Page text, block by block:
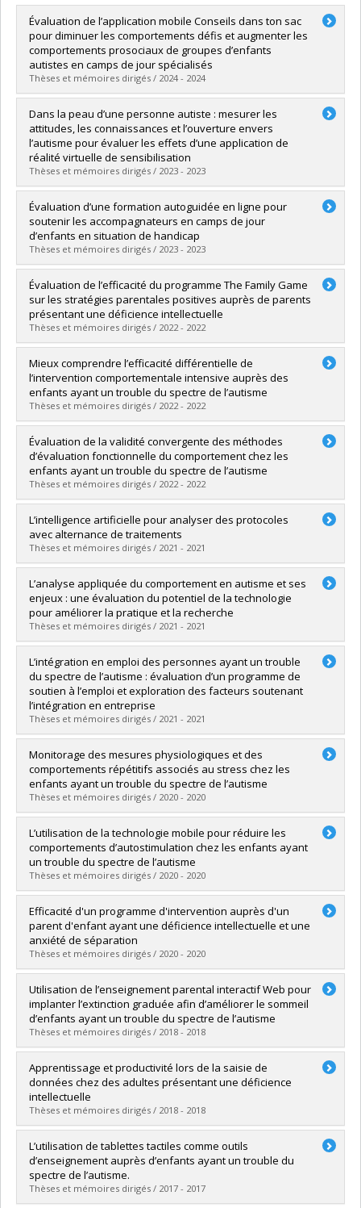
Évaluation de l’application mobile Conseils dans ton sac
pour diminuer les comportements défis et augmenter les
comportements prosociaux de groupes d’enfants
autistes en camps de jour spécialisés
Thèses et mémoires dirigés / 2024 - 2024
Diplômé(e) : Hogan, Noémie
Cycle :Maîtrise
Diplôme obtenu :M. Sc.
Lien vers le document dans Papyrus
Dans la peau d’une personne autiste : mesurer les
attitudes, les connaissances et l’ouverture envers
l’autisme pour évaluer les effets d’une application de
réalité virtuelle de sensibilisation
Thèses et mémoires dirigés / 2023 - 2023
Diplômé(e) :Koniou, Ioulia
Cycle :Doctorat
Diplôme obtenu :Ph. D.
Lien vers le document dans Papyrus
Évaluation d’une formation autoguidée en ligne pour
soutenir les accompagnateurs en camps de jour
d’enfants en situation de handicap
Thèses et mémoires dirigés / 2023 - 2023
Diplômé(e) :Dumont, Angela
Cycle : Maîtrise
Diplôme obtenu :M. Sc.
Lien vers le document dans Papyrus
Évaluation de l’efficacité du programme The Family Game
sur les stratégies parentales positives auprès de parents
présentant une déficience intellectuelle
Thèses et mémoires dirigés / 2022 - 2022
Diplômé(e) :Tremblay, Joany
Cycle :Maîtrise
Diplôme obtenu :M. Sc.
Lien vers le document dans Papyrus
Mieux comprendre l’efficacité différentielle de
l’intervention comportementale intensive auprès des
enfants ayant un trouble du spectre de l’autisme
Thèses et mémoires dirigés / 2022 - 2022
Diplômé(e) :Préfontaine, Isabelle
Cycle :Doctorat
Diplôme obtenu :Ph. D.
Lien vers le document dans Papyrus
Évaluation de la validité convergente des méthodes
d’évaluation fonctionnelle du comportement chez les
enfants ayant un trouble du spectre de l’autisme
Thèses et mémoires dirigés / 2022 - 2022
Diplômé(e) : Gossou, Komlantse Medakpe
Cycle :Doctorat
Diplôme obtenu :Ph. D.
Lien vers le document dans Papyrus
L’intelligence artificielle pour analyser des protocoles
avec alternance de traitements
Thèses et mémoires dirigés / 2021 - 2021
Diplômé(e) :Heng, Emily
Cycle :Maîtrise
Diplôme obtenu :M. Sc.
Lien vers le document dans Papyrus
L’analyse appliquée du comportement en autisme et ses
enjeux : une évaluation du potentiel de la technologie
pour améliorer la pratique et la recherche
Thèses et mémoires dirigés / 2021 - 2021
Diplômé(e) :Turgeon, Stéphanie
Cycle :Doctorat
Diplôme obtenu :Ph. D.
Lien vers le document dans Papyrus
L’intégration en emploi des personnes ayant un trouble
du spectre de l’autisme : évaluation d’un programme de
soutien à l’emploi et exploration des facteurs soutenant
l’intégration en entreprise
Thèses et mémoires dirigés / 2021 - 2021
Diplômé(e) :Martin, Valérie
Cycle :Doctorat
Diplôme obtenu :Ph. D.
Lien vers le document dans Papyrus
Monitorage des mesures physiologiques et des
comportements répétitifs associés au stress chez les
enfants ayant un trouble du spectre de l’autisme
Thèses et mémoires dirigés / 2020 - 2020
Diplômé(e) :Dufour, Marie-Michèle
Cycle :Doctorat
Diplôme obtenu :Ph. D.
Lien vers le document dans Papyrus
L’utilisation de la technologie mobile pour réduire les
comportements d’autostimulation chez les enfants ayant
un trouble du spectre de l’autisme
Thèses et mémoires dirigés / 2020 - 2020
Diplômé(e) :Trudel, Lydia
Cycle :Maîtrise
Diplôme obtenu :M. Sc.
Lien vers le document dans Papyrus
Efficacité d'un programme d'intervention auprès d'un
parent d'enfant ayant une déficience intellectuelle et une
anxiété de séparation
Thèses et mémoires dirigés / 2020 - 2020
Diplômé(e) : St-Onge, Gabrielle
Cycle :Maîtrise
Diplôme obtenu : M. Sc.
Lien vers le document dans Papyrus
Utilisation de l’enseignement parental interactif Web pour
implanter l’extinction graduée afin d’améliorer le sommeil
d’enfants ayant un trouble du spectre de l’autisme
Thèses et mémoires dirigés / 2018 - 2018
Diplômé(e) :Paradis, Jasmine
Cycle :Maîtrise
Diplôme obtenu :
Lien vers le document dans Papyrus
Apprentissage et productivité lors de la saisie de
données chez des adultes présentant une déficience
intellectuelle
Thèses et mémoires dirigés / 2018 - 2018
Diplômé(e) :Mc Duff, Emeline
Cycle :Maîtrise
Diplôme obtenu :M. Sc.
Lien vers le document dans Papyrus
L’utilisation de tablettes tactiles comme outils
d’enseignement auprès d’enfants ayant un trouble du
spectre de l’autisme.
Thèses et mémoires dirigés / 2017 - 2017